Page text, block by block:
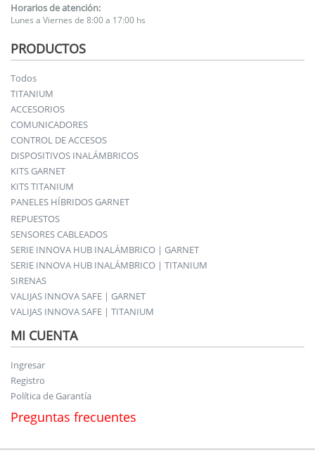
Horarios de atención:
Lunes a Viernes de 8:00 a 17:00 hs
PRODUCTOS
Todos
TITANIUM
ACCESORIOS
COMUNICADORES
CONTROL DE ACCESOS
DISPOSITIVOS INALÁMBRICOS
KITS GARNET
KITS TITANIUM
PANELES HÍBRIDOS GARNET
REPUESTOS
SENSORES CABLEADOS
SERIE INNOVA HUB INALÁMBRICO | GARNET
SERIE INNOVA HUB INALÁMBRICO | TITANIUM
SIRENAS
VALIJAS INNOVA SAFE | GARNET
VALIJAS INNOVA SAFE | TITANIUM
MI CUENTA
Ingresar
Registro
Política de Garantía
Preguntas frecuentes